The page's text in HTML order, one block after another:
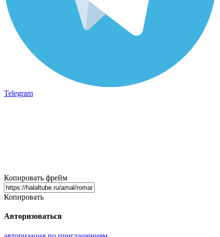
Telegram
Копировать фрейм
Копировать
Авторизоваться